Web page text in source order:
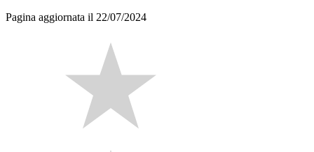
Pagina aggiornata il 22/07/2024